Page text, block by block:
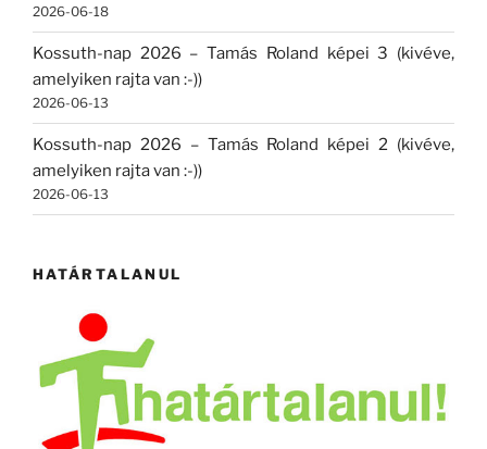
2026-06-18
Kossuth-nap 2026 – Tamás Roland képei 3 (kivéve,
amelyiken rajta van :-))
2026-06-13
Kossuth-nap 2026 – Tamás Roland képei 2 (kivéve,
amelyiken rajta van :-))
2026-06-13
HATÁRTALANUL